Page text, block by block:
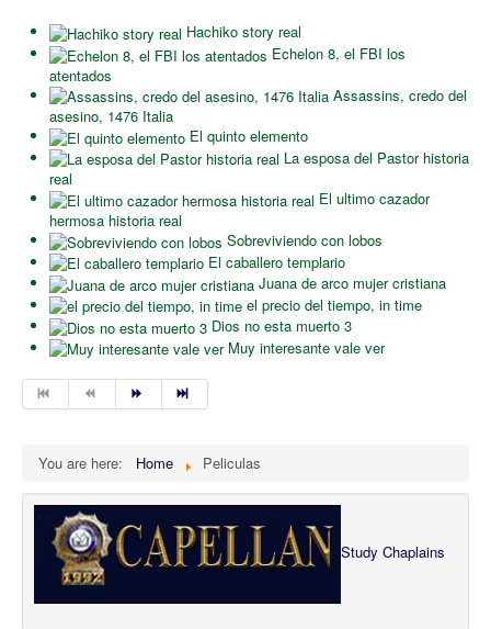
Hachiko story real
Echelon 8, el FBI los
atentados
Assassins, credo del
asesino, 1476 Italia
El quinto elemento
La esposa del Pastor historia
real
El ultimo cazador
hermosa historia real
Sobreviviendo con lobos
El caballero templario
Juana de arco mujer cristiana
el precio del tiempo, in time
Dios no esta muerto 3
Muy interesante vale ver
You are here: Home Peliculas
Study Chaplains